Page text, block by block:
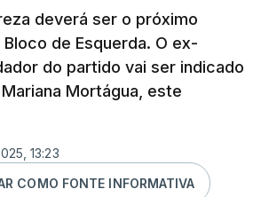
deverá ser o próximo
de Esquerda. O ex-
do partido vai ser indicado
Mortágua, este
13:23
COMO FONTE INFORMATIVA